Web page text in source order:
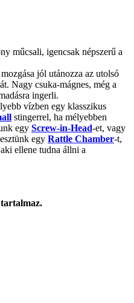
műcsali, igencsak népszerű a
jól utánozza az utolsó
Nagy csuka-mágnes, még a
ingerli.
vízben egy klasszikus
stingerrel, ha mélyebben
egy Screw-in-Head-et, vagy
egy Rattle Chamber-t,
ellene tudna állni a